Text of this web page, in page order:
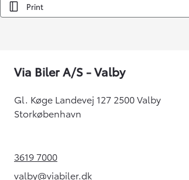
Print
Via Biler A/S - Valby
Gl. Køge Landevej 127 2500 Valby
Storkøbenhavn
3619 7000(Opens in new tab)
valby@viabiler.dk